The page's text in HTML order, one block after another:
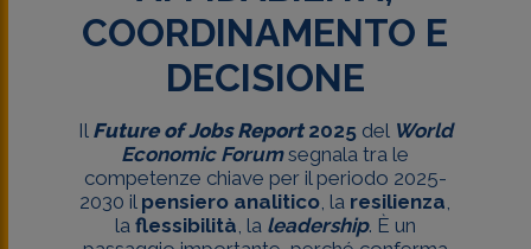
COORDINAMENTO E
DECISIONE
Il Future of Jobs Report2025 del World
Economic Forumsegnala tra le
competenze chiave per il periodo 2025-
2030 il pensiero analitico, la resilienza,
la flessibilità, la leadership. È un